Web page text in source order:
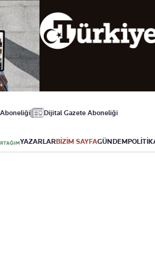
Dijital Gazete Aboneliği
YAZARLARBİZİM SAYFAGÜNDEM
Ekonomi
Borsa
Altın
Döviz
Hisse Senedi
Kripto Para
T-Otomobil
Futbol
Puan Durumu